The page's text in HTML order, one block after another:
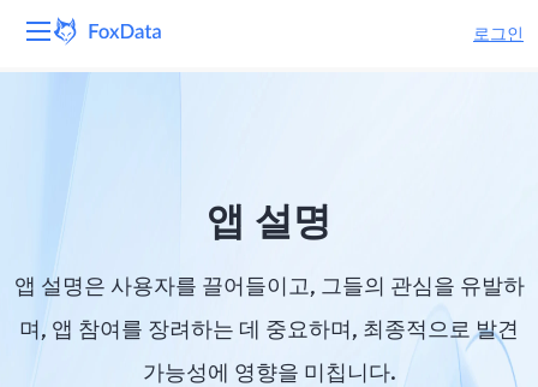
로그인
솔루션
자원
앱 설명
앱 설명은 사용자를 끌어들이고, 그들의 관심을 유발하
며, 앱 참여를 장려하는 데 중요하며, 최종적으로 발견
가능성에 영향을 미칩니다.